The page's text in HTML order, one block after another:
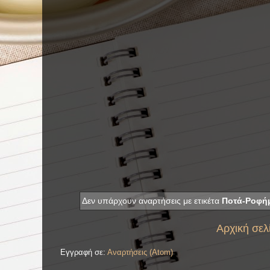
Δεν υπάρχουν αναρτήσεις με ετικέτα Ποτά-
Αρχική
Εγγραφή σε: Αναρτήσεις (Atom)